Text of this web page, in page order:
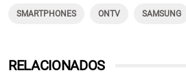
SMARTPHONES ONTV SAMSUNG
RELACIONADOS